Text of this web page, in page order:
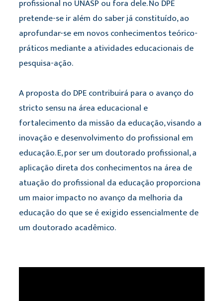
profissional no UNASP ou fora dele. No DPE
pretende-se ir além do saber já constituído, ao
aprofundar-se em novos conhecimentos teórico-
práticos mediante a atividades educacionais de
pesquisa-ação.
A proposta do DPE contribuirá para o avanço do
stricto sensu na área educacional e
fortalecimento da missão da educação, visando a
inovação e desenvolvimento do profissional em
educação. E, por ser um doutorado profissional, a
aplicação direta dos conhecimentos na área de
atuação do profissional da educação proporciona
um maior impacto no avanço da melhoria da
educação do que se é exigido essencialmente de
um doutorado acadêmico.